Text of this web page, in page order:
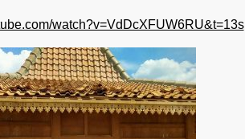
watch?v=VdDcXFUW6RU&t=13s